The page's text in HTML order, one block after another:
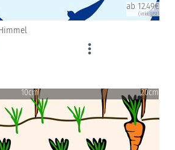
ab 12.49€
(inkl. USt)
10cm 20cm